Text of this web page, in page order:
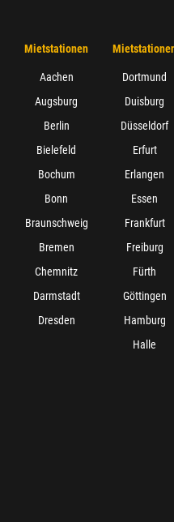
Mietstationen
Aachen
Augsburg
Berlin
Bielefeld
Bochum
Bonn
Braunschweig
Bremen
Chemnitz
Darmstadt
Dresden
Dortmund
Duisburg
Düsseldorf
Erfurt
Erlangen
Essen
Frankfurt
Freiburg
Fürth
Göttingen
Hamburg
Halle